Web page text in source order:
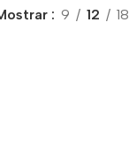
9 12 18